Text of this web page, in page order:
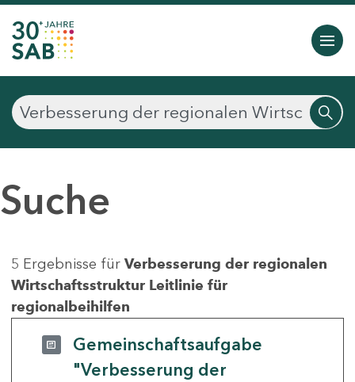
Suche
5 Ergebnisse für Verbesserung der regionalen
Wirtschaftsstruktur Leitlinie für
regionalbeihilfen
Gemeinschaftsaufgabe
"Verbesserung der